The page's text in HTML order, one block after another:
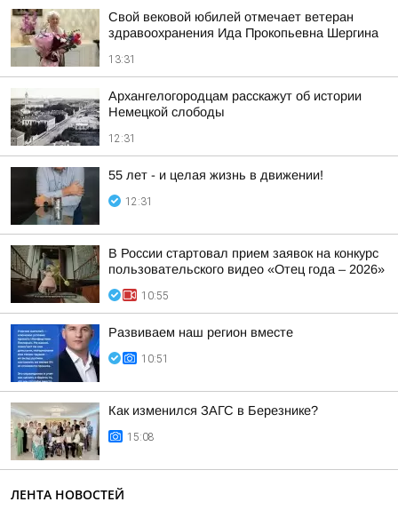
Свой вековой юбилей отмечает ветеран
здравоохранения Ида Прокопьевна Шергина
13:31
Архангелогородцам расскажут об истории
Немецкой слободы
12:31
55 лет - и целая жизнь в движении!
12:31
В России стартовал прием заявок на конкурс
пользовательского видео «Отец года – 2026»
10:55
Развиваем наш регион вместе
10:51
Как изменился ЗАГС в Березнике?
15:08
ЛЕНТА НОВОСТЕЙ